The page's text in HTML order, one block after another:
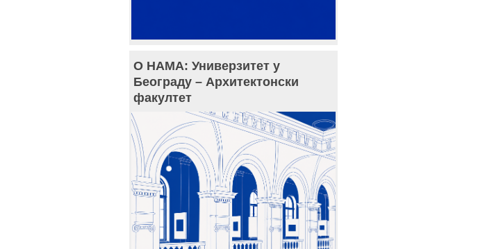
О НАМА: Универзитет у
Београду – Архитектонски
факултет